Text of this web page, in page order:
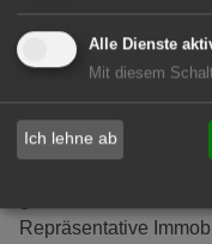
zur
Repräsentative
Alle Dienste
Mit diesem
Ich lehne ab